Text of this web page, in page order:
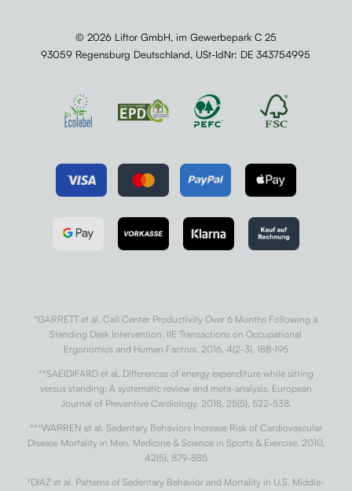
© 2026 Liftor GmbH, im Gewerbepark C 25
93059 Regensburg Deutschland, USt-IdNr: DE 343754995
*GARRETT et al. Call Center Productivity Over 6 Months Following a
Standing Desk Intervention. IIE Transactions on Occupational
Ergonomics and Human Factors. 2016, 4(2-3), 188-195
**SAEIDIFARD et al. Differences of energy expenditure while sitting
versus standing: A systematic review and meta-analysis. European
Journal of Preventive Cardiology. 2018, 25(5), 522-538.
***WARREN et al. Sedentary Behaviors Increase Risk of Cardiovascular
Disease Mortality in Men. Medicine & Science in Sports & Exercise. 2010,
42(5), 879-885
†DIAZ et al. Patterns of Sedentary Behavior and Mortality in U.S. Middle-